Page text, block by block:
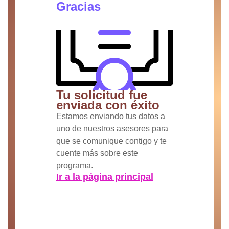
Gracias
Tu solicitud fue
enviada con éxito
Estamos enviando tus datos a
uno de nuestros asesores para
que se comunique contigo y te
cuente más sobre este
programa.
Ir a la página principal